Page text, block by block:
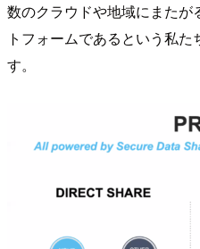
数のクラウドや地域にまたが
トフォームであるという私
す。